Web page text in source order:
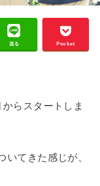
送る Pocket
らスタートしま
いてきた感じが、